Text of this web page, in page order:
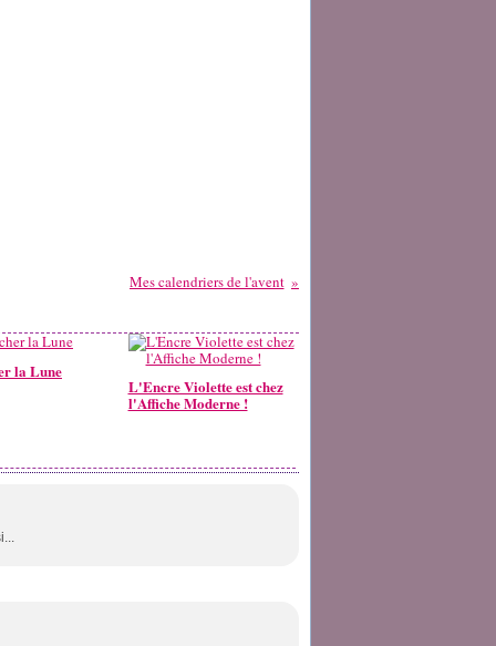
Mes calendriers de l'avent
la Lune
L'Encre Violette est chez
l'Affiche Moderne !